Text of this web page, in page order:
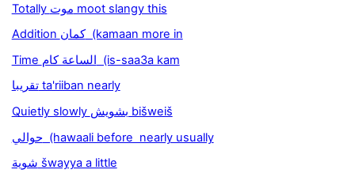
Totally موت moot slangy this
Addition كمان (kamaan more in
Time الساعة كام (is-saa3a kam
تقريبا ta'riiban nearly
Quietly slowly بشويش bišweiš
حوالي (hawaali before nearly usually
شوية šwayya a little